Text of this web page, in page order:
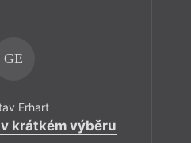
GE
Erhart
krátkém výběru